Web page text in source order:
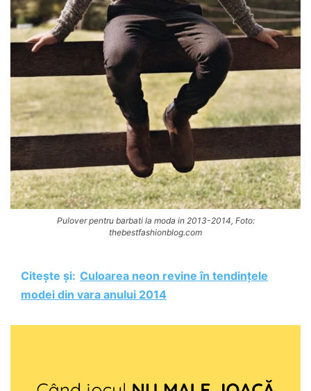
Pulover pentru barbati la moda in 2013-2014, Foto:
thebestfashionblog.com
Citește și: Culoarea neon revine în tendințele
modei din vara anului 2014